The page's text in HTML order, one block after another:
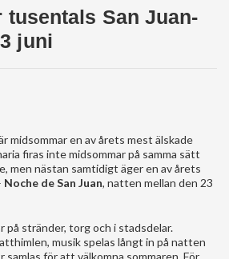
San Juan-
juni
midsommar en av årets mest älskade
firas inte midsommar på samma sätt
men nästan samtidigt äger en av årets
Noche de San Juan, natten mellan den 23
på stränder, torg och i stadsdelar.
musik spelas långt in på natten